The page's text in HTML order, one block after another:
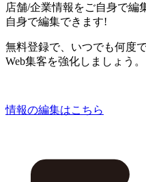
店舗/企業情報をご自身で編
自身で編集できます!
無料登録で、いつでも何度
Web集客を強化しましょう。
情報の編集はこちら